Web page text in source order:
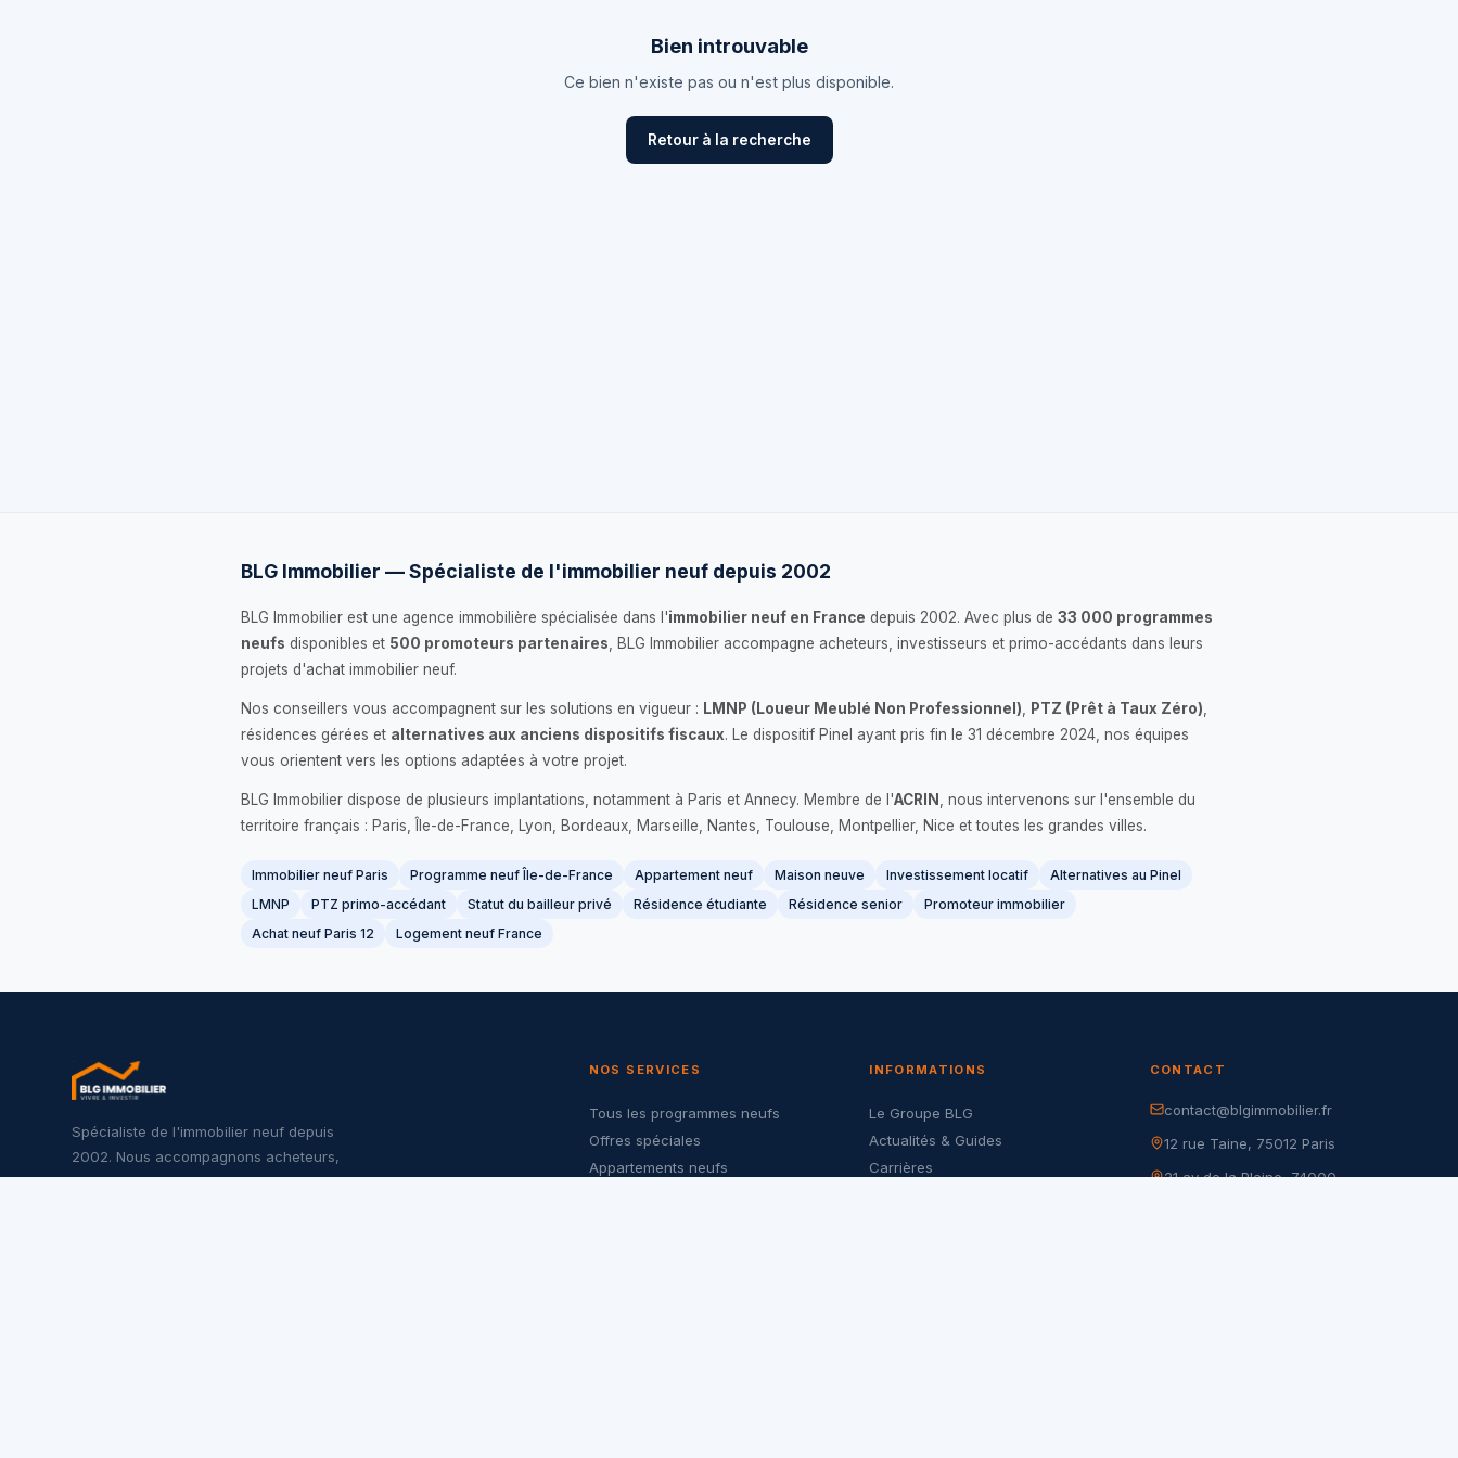
Bien introuvable
Ce bien n'existe pas ou n'est plus disponible.
Retour à la recherche
BLG Immobilier — Spécialiste de l'immobilier neuf depuis 2002
BLG Immobilier est une agence immobilière spécialisée dans l'immobilier neuf en France depuis 2002. Avec plus de 33 000 programmes
neufs disponibles et 500 promoteurs partenaires , BLG Immobilier accompagne acheteurs, investisseurs et primo-accédants dans leurs
projets d'achat immobilier neuf.
Nos conseillers vous accompagnent sur les solutions en vigueur : LMNP (Loueur Meublé Non Professionnel) PTZ (Prêt à Taux Zéro)
résidences gérées et alternatives aux anciens dispositifs fiscaux. Le dispositif Pinel ayant pris fin le 31 décembre 2024, nos équipes
vous orientent vers les options adaptées à votre projet.
BLG Immobilier dispose de plusieurs implantations, notamment à Paris et Annecy. Membre de l'ACRIN
, nous intervenons sur l'ensemble du
territoire français : Paris, Île-de-France, Lyon, Bordeaux, Marseille, Nantes, Toulouse, Montpellier, Nice et toutes les grandes villes.
Immobilier neuf Paris Programme neuf Île-de-France Appartement neuf Maison neuve Investissement locatif
Alternatives au Pinel
LMNP
PTZ primo-accédant Statut du bailleur privé Résidence étudiante Résidence senior
Promoteur immobilier
Achat neuf Paris 12
Logement neuf France
Spécialiste de l'immobilier neuf depuis
2002. Nous accompagnons acheteurs,
investisseurs et promoteurs sur l'ensemble
NOS SERVICES
Tous les programmes neufs
Offres spéciales
Appartements neufs
INFORMATIONS
Le Groupe BLG
Actualités & Guides
Carrières
CONTACT
contact@blgimmobilier.fr
12 rue Taine, 75012 Paris
21 av de la Plaine, 74000